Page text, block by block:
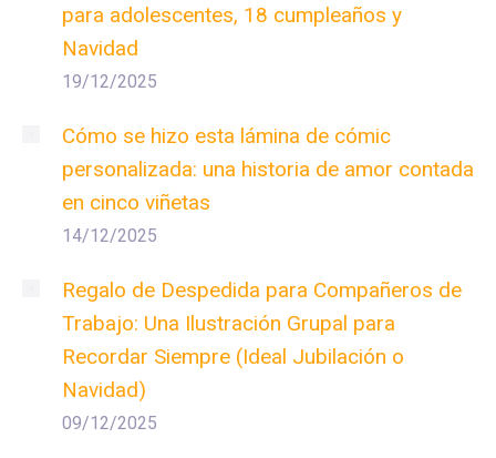
para adolescentes, 18 cumpleaños y
Navidad
19/12/2025
Cómo se hizo esta lámina de cómic
personalizada: una historia de amor contada
en cinco viñetas
14/12/2025
Regalo de Despedida para Compañeros de
Trabajo: Una Ilustración Grupal para
Recordar Siempre (Ideal Jubilación o
Navidad)
09/12/2025